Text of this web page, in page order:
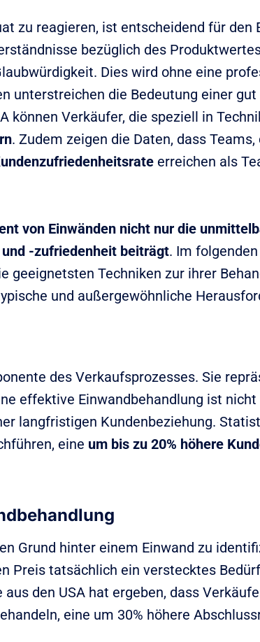
zu reagieren, ist entscheidend für den
bezüglich des
Dies wird ohne eine
unterstreichen die Bedeutung einer
können Verkäufer, die speziell in
. Zudem zeigen die Daten, dass
erreichen als
von Einwänden nicht nur die
-zufriedenheit beiträgt. Im
geeignetsten Techniken zur ihrer
und außergewöhnliche
des Verkaufsprozesses. Sie
effektive Einwandbehandlung ist
langfristigen Kundenbeziehung.
eine um bis zu 20% höhere
Grund hinter einem Einwand zu
Preis tatsächlich ein verstecktes
den USA hat ergeben, dass
eine um 30% höhere